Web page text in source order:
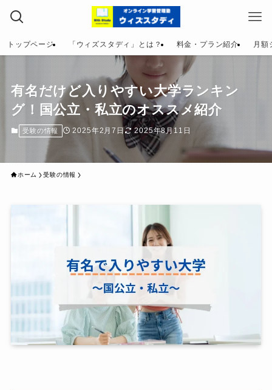
トップページ 「ウィズスタディ」とは？ 料金・プラン紹介 月額
有名だけど入りやすい大学ランキン
グ！国公立・私立のオススメ紹介
受験の情報 2025年2月7日 2025年8月11日
ホーム 受験の情報